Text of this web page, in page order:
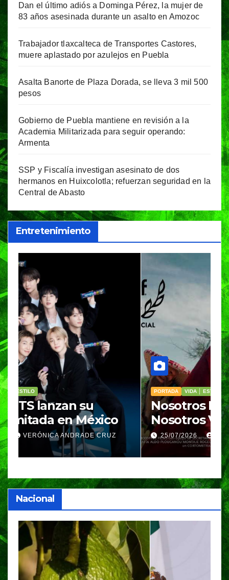
Dan el último adiós a Dominga Pérez, la mujer de
83 años asesinada durante un asalto en Amozoc
Trabajador tlaxcalteca de Transportes Castores,
muere aplastado por azulejos en Puebla
Asalta Banorte de Plaza Dorada, se lleva 3 mil 500
pesos
Gobierno de Puebla mantiene en revisión a la
Academia Militarizada para seguir operando:
Armenta
SSP y Fiscalía investigan asesinato de dos
hermanos en Huixcolotla; refuerzan seguridad en la
Central de Abasto
Entretenimiento
PORTADA VIDA │ ESTILO
Nosotros Bailamos,
Nosotros Volamos llega al
GIFF
25/07/2026 VERÓNICA ANDRADE CRUZ
Nacional